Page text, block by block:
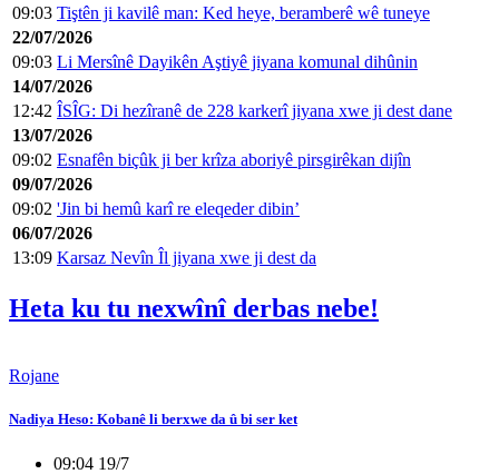
09:03 Tiştên ji kavilê man: Ked heye, beramberê wê tuneye
22/07/2026
09:03 Li Mersînê Dayikên Aştiyê jiyana komunal dihûnin
14/07/2026
12:42 ÎSÎG: Di hezîranê de 228 karkerî jiyana xwe ji dest dane
13/07/2026
09:02 Esnafên biçûk ji ber krîza aboriyê pirsgirêkan dijîn
09/07/2026
09:02 'Jin bi hemû karî re eleqeder dibin’
06/07/2026
13:09 Karsaz Nevîn Îl jiyana xwe ji dest da
Heta ku tu nexwînî derbas nebe!
Rojane
Nadiya Heso: Kobanê li berxwe da û bi ser ket
09:04 19/7